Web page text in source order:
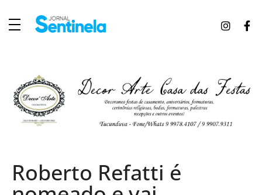
Roberto Refatti é